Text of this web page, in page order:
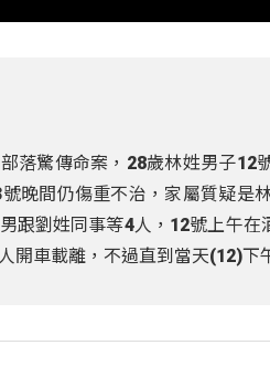
落驚傳命案，28歲林姓男子12
晚間仍傷重不治，家屬質疑是
跟劉姓同事等4人，12號上午
開車載離，不過直到當天(12)下